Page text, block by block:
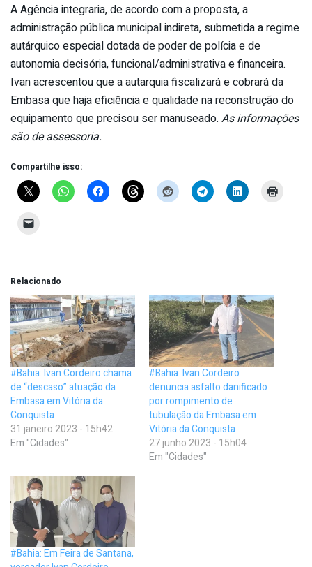
A Agência integraria, de acordo com a proposta, a
administração pública municipal indireta, submetida a regime
autárquico especial dotada de poder de polícia e de
autonomia decisória, funcional/administrativa e financeira.
Ivan acrescentou que a autarquia fiscalizará e cobrará da
Embasa que haja eficiência e qualidade na reconstrução do
equipamento que precisou ser manuseado. As informações
são de assessoria.
Compartilhe isso:
Relacionado
#Bahia: Ivan Cordeiro chama
de “descaso” atuação da
Embasa em Vitória da
Conquista
31 janeiro 2023 - 15h42
Em "Cidades"
#Bahia: Ivan Cordeiro
denuncia asfalto danificado
por rompimento de
tubulação da Embasa em
Vitória da Conquista
27 junho 2023 - 15h04
Em "Cidades"
#Bahia: Em Feira de Santana,